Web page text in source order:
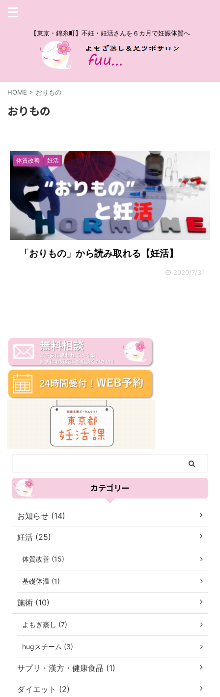
【東京・錦糸町】不妊・妊活さんを６カ月で妊娠体質へ
HOME > おりもの
おりもの
体質改善 妊活
「おりもの」から読み取れる【妊活】
2020/7/31
カテゴリー
お知らせ (14)
妊活 (25)
体質改善 (15)
基礎体温 (1)
施術 (10)
よもぎ蒸し (7)
hugスチーム (3)
サプリ・漢方・健康食品 (1)
ダイエット (2)